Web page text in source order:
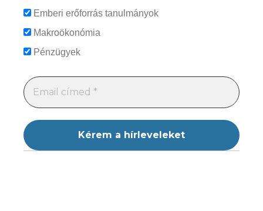
Emberi erőforrás tanulmányok
Makroökonómia
Pénzügyek